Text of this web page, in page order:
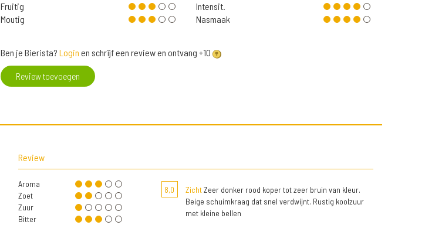
Fruitig
Moutig
Intensit.
Nasmaak
Ben je Bierista? Login en schrijf een review en ontvang +10
Review toevoegen
Review
Aroma
Zoet
Zuur
Bitter
8,0 ZichtZeer donker rood koper tot zeer bruin van kleur.
Beige schuimkraag dat snel verdwijnt. Rustig koolzuur
met kleine bellen